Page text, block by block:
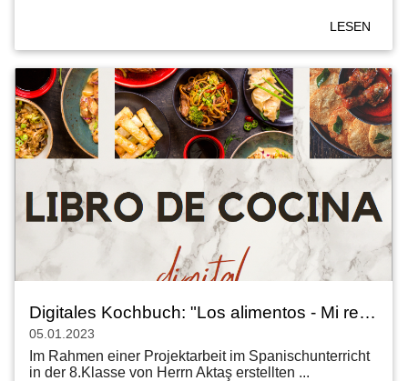
LESEN
Digitales Kochbuch: "Los alimentos - Mi receta favorita"
05.01.2023
Im Rahmen einer Projektarbeit im Spanischunterricht
in der 8.Klasse von Herrn Aktaş erstellten ...